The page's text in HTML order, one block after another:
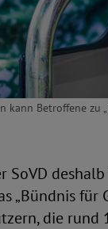
Betroffene zu
„Bündnis für
die